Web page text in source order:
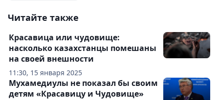
Читайте также
11:30, 15 января 2025
Красавица или чудовище:
насколько казахстанцы помешаны
на своей внешности
Мухамедиулы не показал бы своим
детям «Красавицу и Чудовище»